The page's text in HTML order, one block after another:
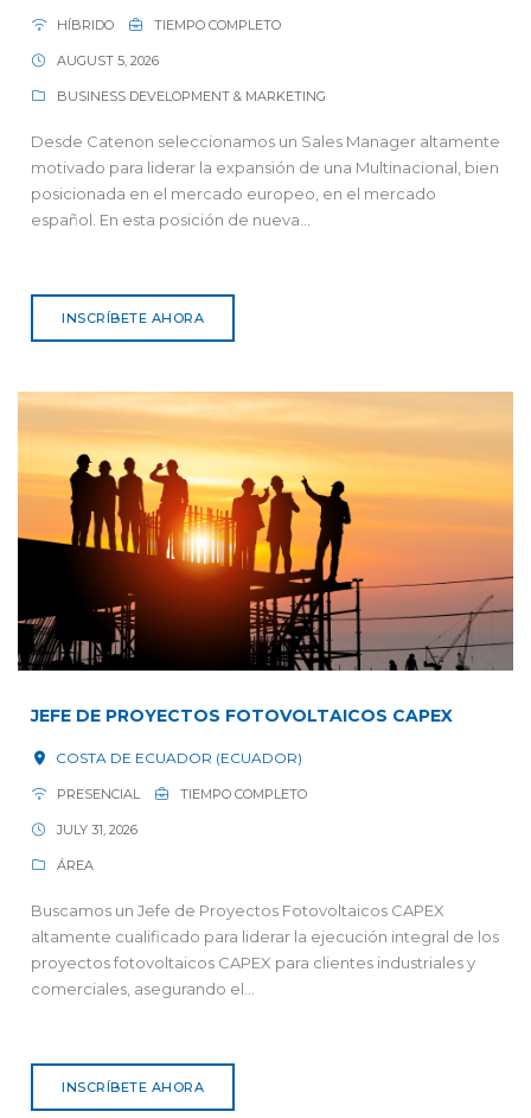
HÍBRIDO TIEMPO COMPLETO
AUGUST 5, 2026
BUSINESS DEVELOPMENT & MARKETING
Desde Catenon seleccionamos un Sales Manager altamente
motivado para liderar la expansión de una Multinacional, bien
posicionada en el mercado europeo, en el mercado
español. En esta posición de nueva...
INSCRÍBETE AHORA
JEFE DE PROYECTOS FOTOVOLTAICOS CAPEX
COSTA DE ECUADOR (ECUADOR)
PRESENCIAL TIEMPO COMPLETO
JULY 31, 2026
ÁREA
Buscamos un Jefe de Proyectos Fotovoltaicos CAPEX
altamente cualificado para liderar la ejecución integral de los
proyectos fotovoltaicos CAPEX para clientes industriales y
comerciales, asegurando el...
INSCRÍBETE AHORA